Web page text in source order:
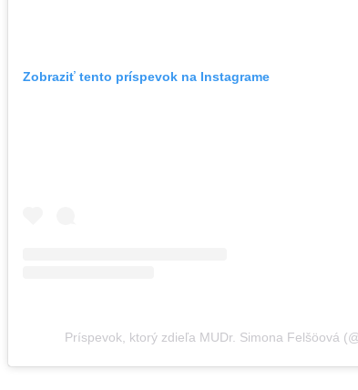
Zobraziť tento príspevok na Instagrame
Príspevok, ktorý zdieľa MUDr. Simona Felšöová